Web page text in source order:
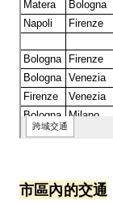
市區內的交通